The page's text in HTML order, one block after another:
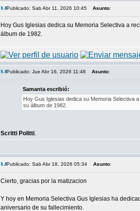
Publicado: Sab Abr 11, 2026 10:45 Asunto:
Hoy Gus Iglesias dedica su Memoria Selectiva a
álbum de 1982.
Publicado: Jue Abr 16, 2026 11:48 Asunto:
Samanta escribió:
Hoy Gus Iglesias dedica su Memoria Selectiva
su álbum de 1982.
Scritti Politti.
Publicado: Sab Abr 18, 2026 05:34 Asunto:
Cierto, gracias por la matizacion
Y hoy en Memoria Selectiva Gus Iglesias ha
aniversario de su fallecimiento.